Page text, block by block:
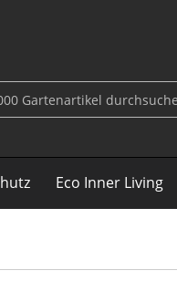
Eco Inner Living